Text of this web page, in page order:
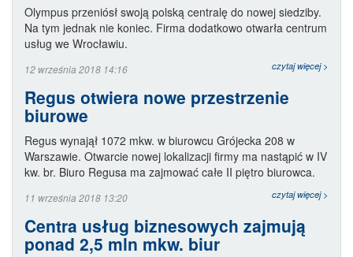
Olympus przeniósł swoją polską centralę do nowej siedziby.
Na tym jednak nie koniec. Firma dodatkowo otwarła centrum
usług we Wrocławiu.
12 września 2018 14:16 czytaj więcej >
Regus otwiera nowe przestrzenie
biurowe
Regus wynajął 1072 mkw. w biurowcu Grójecka 208 w
Warszawie. Otwarcie nowej lokalizacji firmy ma nastąpić w IV
kw. br. Biuro Regusa ma zajmować całe II piętro biurowca.
11 września 2018 13:20 czytaj więcej >
Centra usług biznesowych zajmują
ponad 2,5 mln mkw. biur